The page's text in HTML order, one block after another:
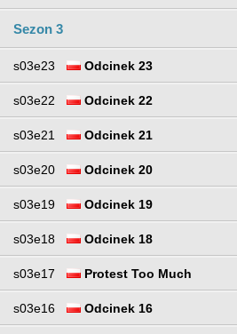
Sezon 3
s03e23 Odcinek 23
s03e22 Odcinek 22
s03e21 Odcinek 21
s03e20 Odcinek 20
s03e19 Odcinek 19
s03e18 Odcinek 18
s03e17 Protest Too Much
s03e16 Odcinek 16